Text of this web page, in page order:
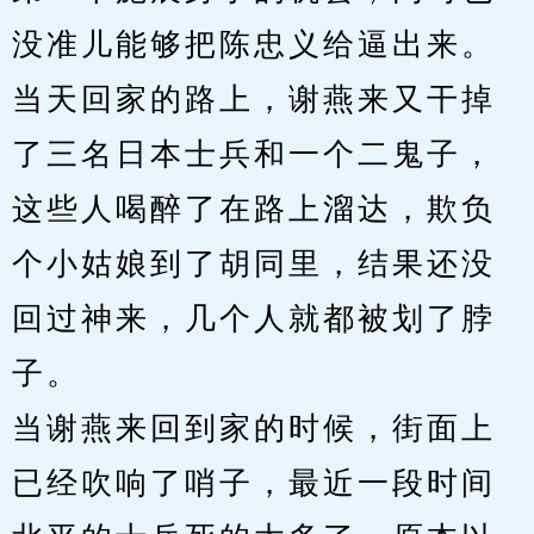
没准儿能够把陈忠义给逼出来。
当天回家的路上，谢燕来又干掉
了三名日本士兵和一个二鬼子，
这些人喝醉了在路上溜达，欺负
个小姑娘到了胡同里，结果还没
回过神来，几个人就都被划了脖
子。
当谢燕来回到家的时候，街面上
已经吹响了哨子，最近一段时间